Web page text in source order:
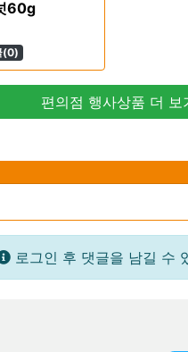
60g
(0)
편의점 행사상품 더 보
로그인 후 댓글을 남길 수